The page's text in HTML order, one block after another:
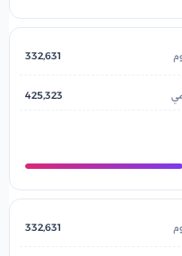
332,631
425,323
332,631